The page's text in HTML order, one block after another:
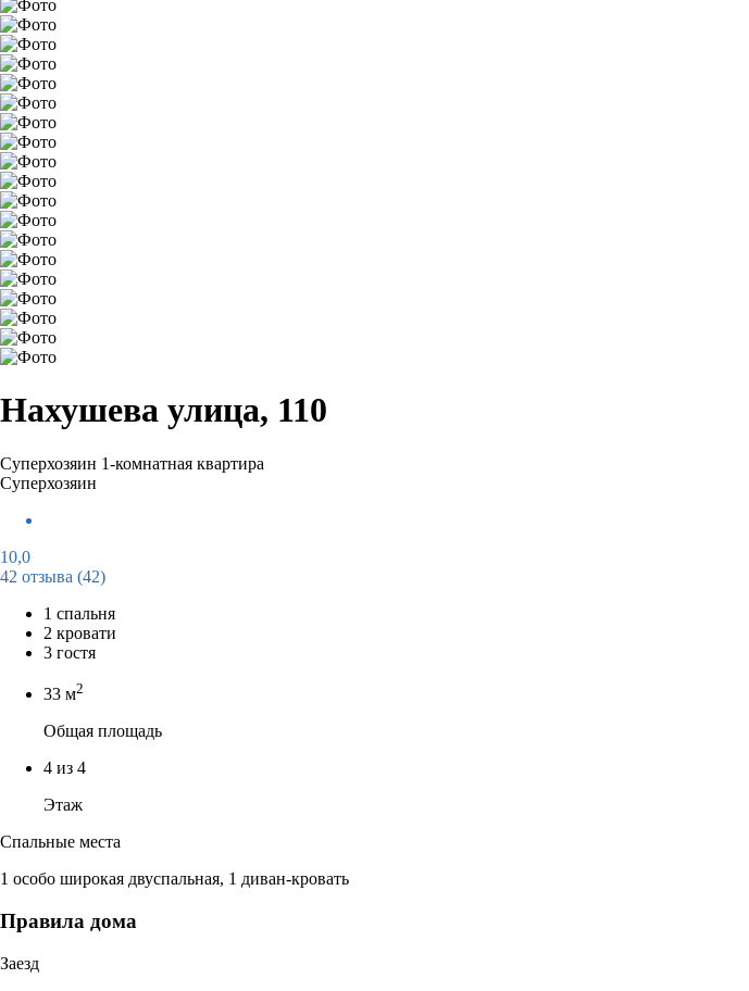
Нахушева улица, 110
Суперхозяин 1-комнатная квартира
Суперхозяин
10,0
42 отзыва (42)
1 спальня
2 кровати
3 гостя
33 м2
Общая площадь
4 из 4
Этаж
Спальные места
1 особо широкая двуспальная, 1 диван-кровать
Правила дома
Заезд